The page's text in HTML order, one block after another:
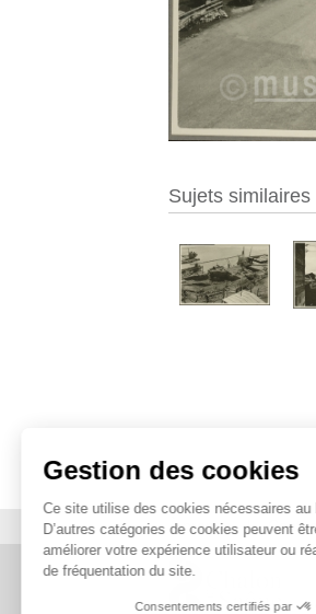
Sujets similaires
À propos |
Gestion des cookies
Ce site utilise des cookies nécessaires au
D’autres catégories de cookies peuvent
améliorer votre expérience utilisateur ou
de fréquentation du site.
Consentements certifiés par